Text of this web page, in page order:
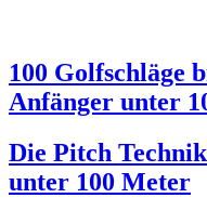
100 Golfschläge
Anfänger unter
Die Pitch
unter 100 Meter